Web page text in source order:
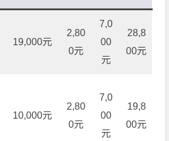
19,000元
2,80
0元
7,0
00
元
28,8
00元
10,000元
2,80
0元
7,0
00
元
19,8
00元